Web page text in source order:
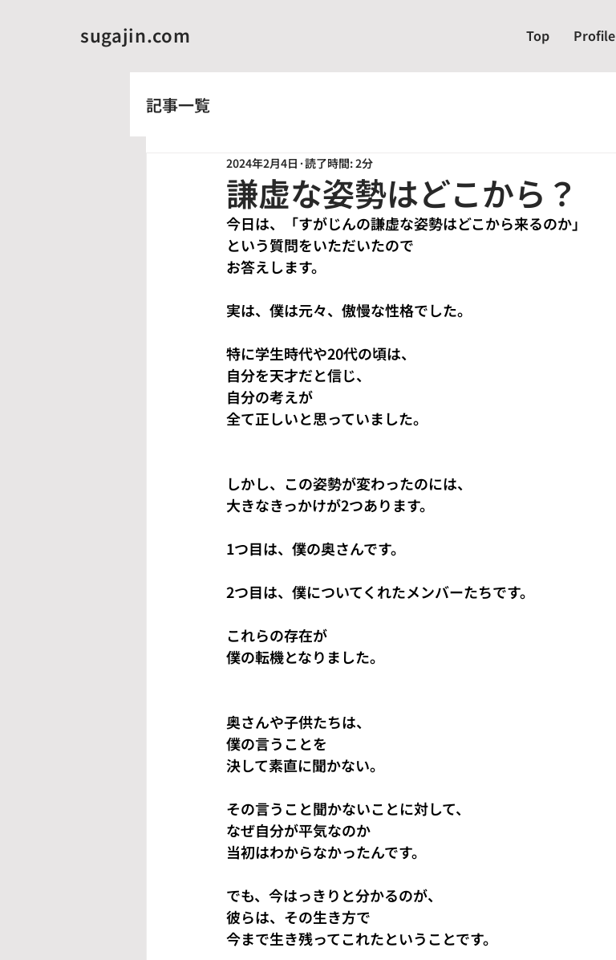
sugajin.com Top Profile
記事一覧
謙虚な姿勢はどこから？
2024年2月4日 読了時間: 2分
今日は、「すがじんの謙虚な姿勢はどこから来るのか」
という質問をいただいたので
お答えします。
実は、僕は元々、傲慢な性格でした。
特に学生時代や20代の頃は、
自分を天才だと信じ、
自分の考えが
全て正しいと思っていました。
しかし、この姿勢が変わったのには、
大きなきっかけが2つあります。
1つ目は、僕の奥さんです。
2つ目は、僕についてくれたメンバーたちです。
これらの存在が
僕の転機となりました。
奥さんや子供たちは、
僕の言うことを
決して素直に聞かない。
その言うこと聞かないことに対して、
なぜ自分が平気なのか
当初はわからなかったんです。
でも、今はっきりと分かるのが、
彼らは、その生き方で
今まで生き残ってこれたということです。